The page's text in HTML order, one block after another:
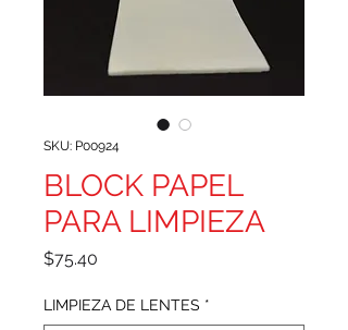
SKU: P00924
BLOCK PAPEL
PARA LIMPIEZA
$75.40
LIMPIEZA DE LENTES *